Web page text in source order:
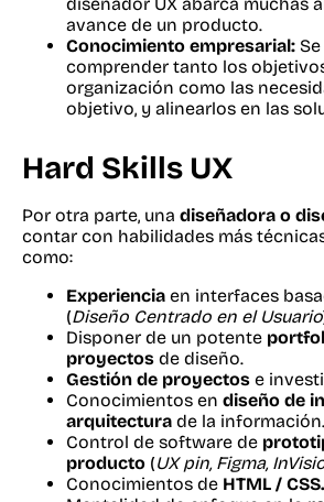
avance de un producto.
Conocimiento empresarial:
comprender tanto los
organización como las
objetivo, y alinearlos en las
Hard Skills UX
Por otra parte, una diseñadora o
contar con habilidades más
como:
Experiencia en interfaces
(Diseño Centrado en el Usuario
Disponer de un potente
proyectos de diseño.
Gestión de proyectos e
Conocimientos en diseño de
arquitectura de la información.
Control de software de
producto (UX pin, Figma,
Conocimientos de HTML / CSS.